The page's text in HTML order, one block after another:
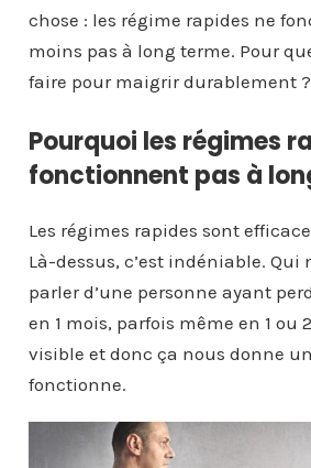
chose : les régime rapides ne
moins pas à long terme. Pour
faire pour maigrir durablement ?
Pourquoi les régimes
fonctionnent pas à
Les régimes rapides sont
Là-dessus, c’est indéniable. Qui
parler d’une personne ayant
en 1 mois, parfois même en 1 ou
visible et donc ça nous donne
fonctionne.